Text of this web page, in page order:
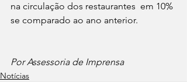
na circulação dos restaurantes  em 10%
se comparado ao ano anterior.
Por Assessoria de Imprensa
Notícias